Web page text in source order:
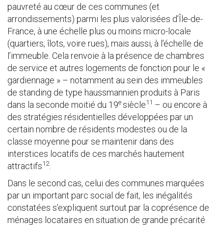
pauvreté au cœur de ces communes (et
arrondissements) parmi les plus valorisées d’Île-de-
France, à une échelle plus ou moins micro-locale
(quartiers, îlots, voire rues), mais aussi, à l’échelle de
l’immeuble. Cela renvoie à la présence de chambres
de service et autres logements de fonction pour le «
gardiennage » – notamment au sein des immeubles
de standing de type haussmannien produits à Paris
dans la seconde moitié du 19esiècle11 – ou encore à
des stratégies résidentielles développées par un
certain nombre de résidents modestes ou de la
classe moyenne pour se maintenir dans des
interstices locatifs de ces marchés hautement
attractifs12.
Dans le second cas, celui des communes marquées
par un important parc social de fait, les inégalités
constatées s’expliquent surtout par la coprésence de
ménages locataires en situation de grande précarité